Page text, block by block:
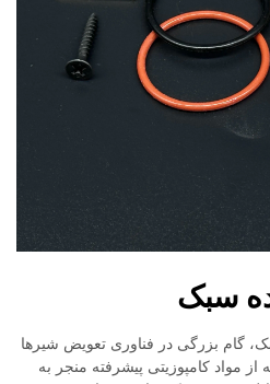
سبک
گام بزرگی در فناوری تعویض شیرها
مواد کامپوزیتی پیشرفته منجر به